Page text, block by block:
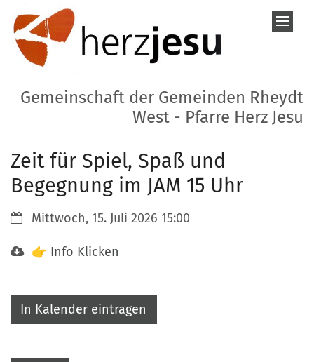
Zum Inhalt springen
Gemeinschaft der Gemeinden Rheydt
West - Pfarre Herz Jesu
Zeit für Spiel, Spaß und
Begegnung im JAM 15 Uhr
Datum:Mittwoch, 15. Juli 2026 15:00
👉 Info Klicken
In Kalender eintragen